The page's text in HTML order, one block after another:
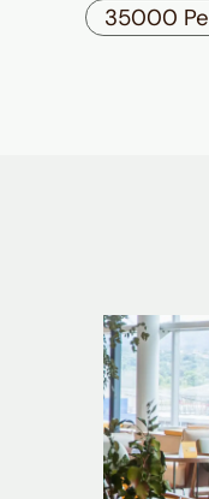
35000